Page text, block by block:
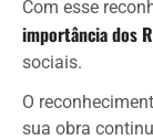
Com esse
importância dos
sociais.
O
sua obra